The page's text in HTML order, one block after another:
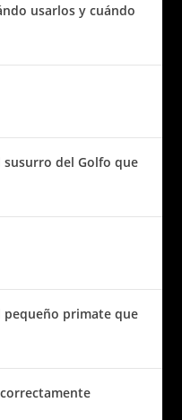
usarlos y cuándo
del Golfo que
primate que